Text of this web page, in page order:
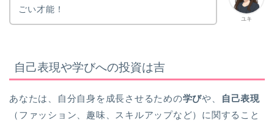
ユキ
ごい才能！
自己表現や学びへの投資は吉
あなたは、自分自身を成長させるための学びや、
自己表現
（ファッション、趣味、スキルアップなど）に関すること